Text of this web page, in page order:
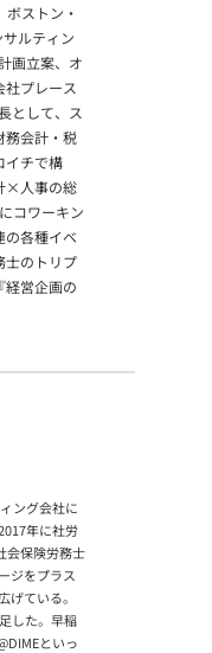
ストン・
ルティン
画立案、オ
プレース
として、ス
務会計・税
イチで構
×人事の総
コワーキン
各種イベ
士のトリプ
経営企画の
ング会社に
年に社労
会保険労務士
ジをプラス
ている。
した。早稲
といっ